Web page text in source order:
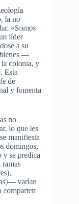
la no
«Somos
líder
a su
bienes —
colonia, y
Esta
de
y fomenta
no
lo que les
manifiesta
domingos,
y se predica
varían
comparten